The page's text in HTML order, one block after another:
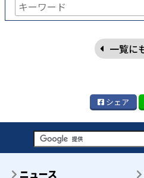
一覧に
シェア
ニュース